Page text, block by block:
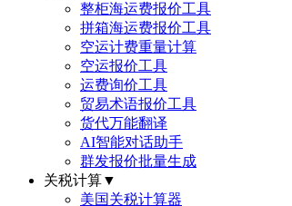
整柜海运费报价工具
拼箱海运费报价工具
空运计费重量计算
空运报价工具
运费询价工具
贸易术语报价工具
货代万能翻译
AI智能对话助手
群发报价批量生成
关税计算▼
美国关税计算器